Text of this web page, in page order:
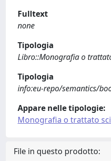
Fulltext
none
Tipologia
Libro::Monografia o
Tipologia
info:eu-repo/semantics/
Appare nelle tipologie:
Monografia o trattato
File in questo prodotto: